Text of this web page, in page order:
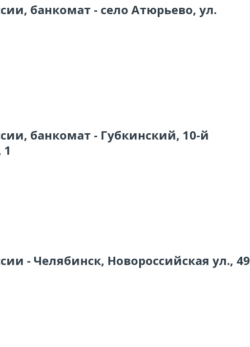
банкомат - село Атюрьево, ул.
банкомат - Губкинский, 10-й
- Челябинск, Новороссийская ул., 49